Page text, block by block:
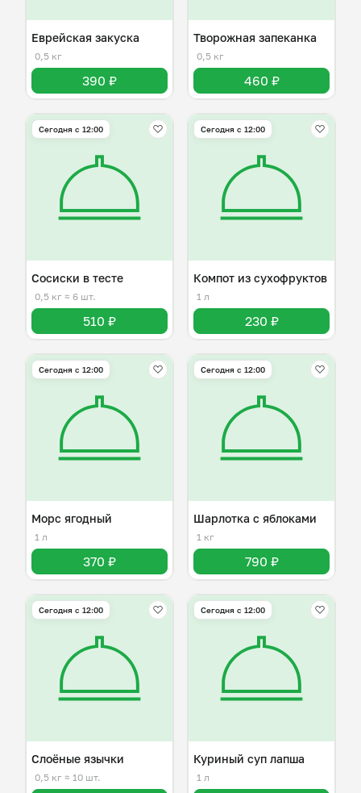
Еврейская закуска
0,5 кг
390 ₽
Творожная запеканка
0,5 кг
460 ₽
Сегодня с 12:00
Сосиски в тесте
0,5 кг ≈ 6 шт.
510 ₽
Сегодня с 12:00
Компот из сухофруктов
1 л
230 ₽
Сегодня с 12:00
Морс ягодный
1 л
370 ₽
Сегодня с 12:00
Шарлотка с яблоками
1 кг
790 ₽
Сегодня с 12:00
Слоёные язычки
0,5 кг ≈ 10 шт.
Сегодня с 12:00
Куриный суп лапша
1 л